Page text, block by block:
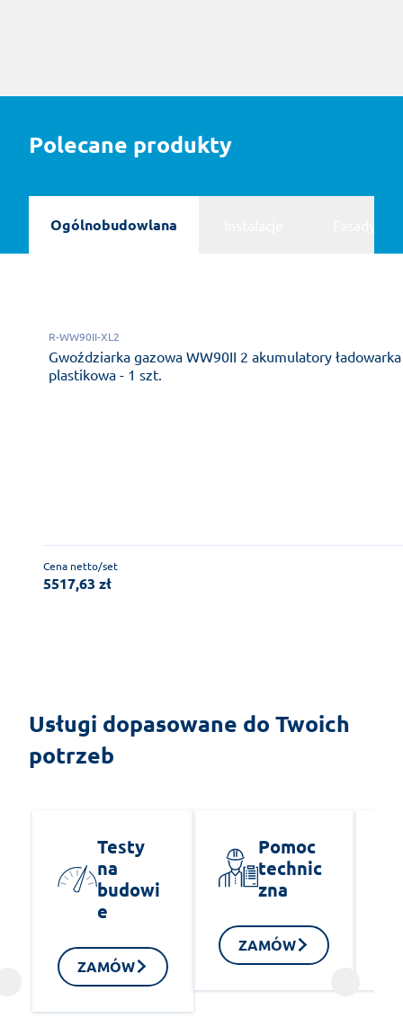
Polecane produkty
Ogólnobudowlana
R-WW90II-XL2
Gwoździarka gazowa WW90II 2 akumulatory
plastikowa - 1 szt.
Cena netto/set
5517,63 zł
Usługi dopasowane do Twoich
potrzeb
Testy
na
budowi
e
ZAMÓW
Pomoc
technic
zna
ZAMÓW